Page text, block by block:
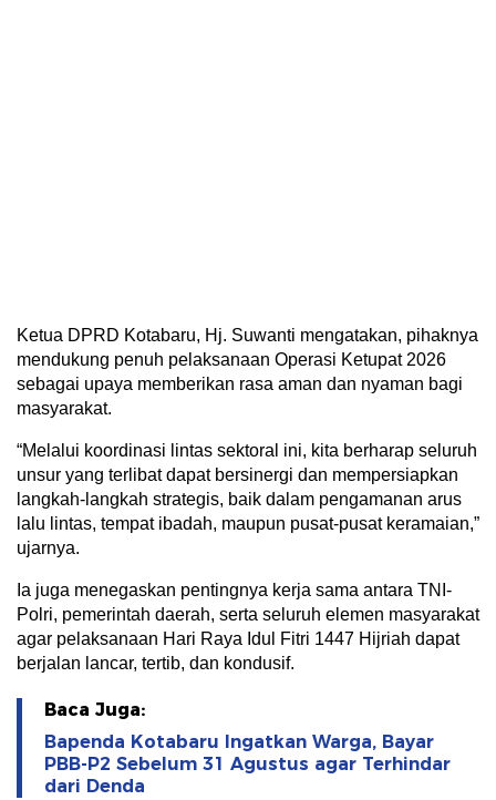
Ketua DPRD Kotabaru, Hj. Suwanti mengatakan, pihaknya
mendukung penuh pelaksanaan Operasi Ketupat 2026
sebagai upaya memberikan rasa aman dan nyaman bagi
masyarakat.
“Melalui koordinasi lintas sektoral ini, kita berharap seluruh
unsur yang terlibat dapat bersinergi dan mempersiapkan
langkah-langkah strategis, baik dalam pengamanan arus
lalu lintas, tempat ibadah, maupun pusat-pusat keramaian,”
ujarnya.
Ia juga menegaskan pentingnya kerja sama antara TNI-
Polri, pemerintah daerah, serta seluruh elemen masyarakat
agar pelaksanaan Hari Raya Idul Fitri 1447 Hijriah dapat
berjalan lancar, tertib, dan kondusif.
Baca Juga:
Bapenda Kotabaru Ingatkan Warga, Bayar
PBB-P2 Sebelum 31 Agustus agar Terhindar
dari Denda